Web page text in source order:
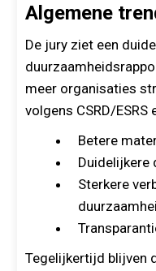
Algemene
De jury ziet een
meer organisaties
volgens CSRD/ESRS
Betere
Duidelijkere
Sterkere
Tegelijkertijd blijven